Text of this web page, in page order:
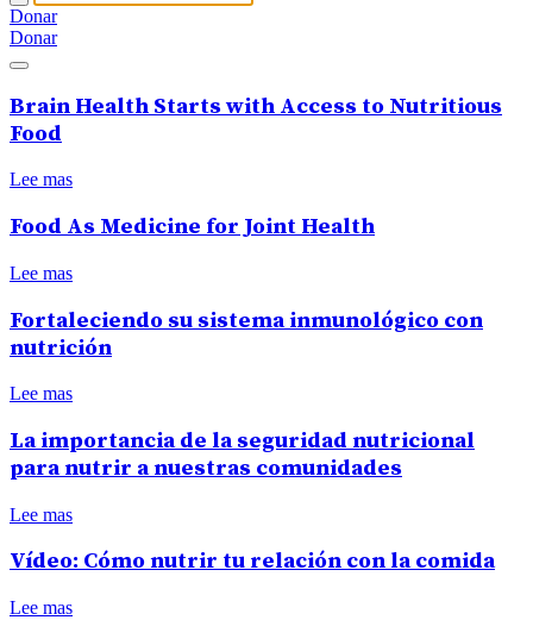
Donar
Donar
Brain Health Starts with Access to Nutritious
Food
Lee mas
Food As Medicine for Joint Health
Lee mas
Fortaleciendo su sistema inmunológico con
nutrición
Lee mas
La importancia de la seguridad nutricional
para nutrir a nuestras comunidades
Lee mas
Vídeo: Cómo nutrir tu relación con la comida
Lee mas